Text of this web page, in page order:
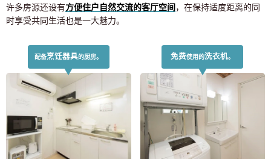
许多房源还设有方便住户自然交流的客厅空间 ，在保持适度距离的同
时享受共同生活也是一大魅力。
配备烹饪器具的厨房。 免费使用的洗衣机。